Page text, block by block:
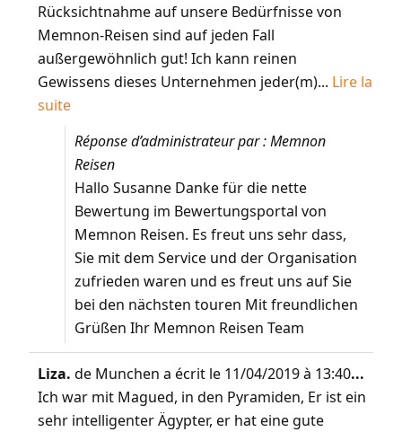
Rücksichtnahme auf unsere Bedürfnisse von
Memnon-Reisen sind auf jeden Fall
außergewöhnlich gut! Ich kann reinen
Gewissens dieses Unternehmen jeder(m)... Lire la
suite
Réponse d’administrateur par : Memnon
Reisen
Hallo Susanne Danke für die nette
Bewertung im Bewertungsportal von
Memnon Reisen. Es freut uns sehr dass,
Sie mit dem Service und der Organisation
zufrieden waren und es freut uns auf Sie
bei den nächsten touren Mit freundlichen
Grüßen Ihr Memnon Reisen Team
Liza.de Munchen a écrit le 11/04/2019 à 13:40
Ich war mit Magued, in den Pyramiden, Er ist ein
sehr intelligenter Ägypter, er hat eine gute
...